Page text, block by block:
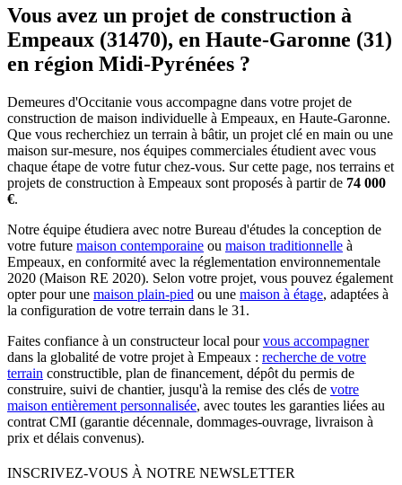
Vous avez un projet de construction à
Empeaux (31470), en Haute-Garonne (31)
en région Midi-Pyrénées ?
Demeures d'Occitanie vous accompagne dans votre projet de
construction de maison individuelle à Empeaux, en Haute-Garonne.
Que vous recherchiez un terrain à bâtir, un projet clé en main ou une
maison sur-mesure, nos équipes commerciales étudient avec vous
chaque étape de votre futur chez-vous. Sur cette page, nos terrains et
projets de construction à Empeaux sont proposés à partir de 74 000
€.
Notre équipe étudiera avec notre Bureau d'études la conception de
votre future maison contemporaine ou maison traditionnelle à
Empeaux, en conformité avec la réglementation environnementale
2020 (Maison RE 2020). Selon votre projet, vous pouvez également
opter pour une maison plain-pied ou une maison à étage, adaptées à
la configuration de votre terrain dans le 31.
Faites confiance à un constructeur local pourvous accompagner
dans la globalité de votre projet à Empeaux : recherche de votre
terrain constructible, plan de financement, dépôt du permis de
construire, suivi de chantier, jusqu'à la remise des clés de votre
maison entièrement personnalisée, avec toutes les garanties liées au
contrat CMI (garantie décennale, dommages-ouvrage, livraison à
prix et délais convenus).
INSCRIVEZ-VOUS À NOTRE NEWSLETTER